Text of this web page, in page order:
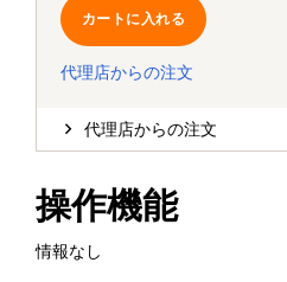
カートに入れる
代理店からの注文
代理店からの注文
操作機能
情報なし